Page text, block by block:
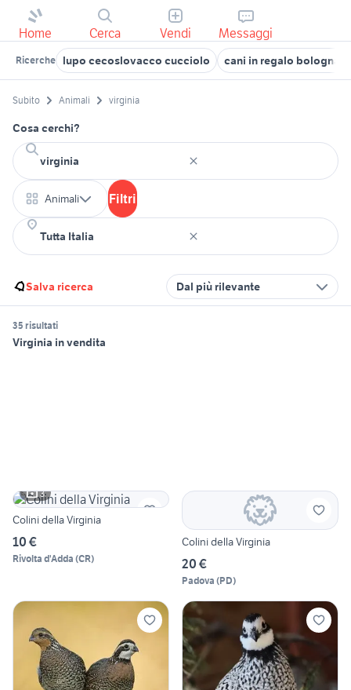
Home Cerca Vendi Messaggi
Ricerche lupo cecoslovacco cucciolo cani in regalo bologna
Subito Animali virginia
Cosa cerchi?
Animali Filtri
Salva ricerca Dal più rilevante
35 risultati
Virginia in vendita
3
Colini della Virginia
10 €
Rivolta d'Adda (CR)
Colini della Virginia
20 €
Padova (PD)